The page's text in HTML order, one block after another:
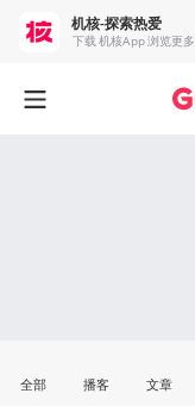
全部 播客 文章
机核-探索热爱
下载 机核App 浏览更